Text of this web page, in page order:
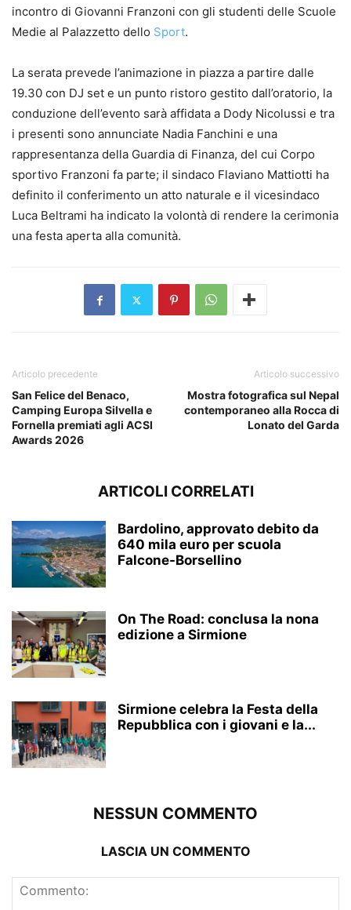
incontro di Giovanni Franzoni con gli studenti delle Scuole
Medie al Palazzetto dello Sport.
La serata prevede l’animazione in piazza a partire dalle
19.30 con DJ set e un punto ristoro gestito dall’oratorio, la
conduzione dell’evento sarà affidata a Dody Nicolussi e tra
i presenti sono annunciate Nadia Fanchini e una
rappresentanza della Guardia di Finanza, del cui Corpo
sportivo Franzoni fa parte; il sindaco Flaviano Mattiotti ha
definito il conferimento un atto naturale e il vicesindaco
Luca Beltrami ha indicato la volontà di rendere la cerimonia
una festa aperta alla comunità.
Articolo precedente
San Felice del Benaco,
Camping Europa Silvella e
Fornella premiati agli ACSI
Awards 2026
Articolo successivo
Mostra fotografica sul Nepal
contemporaneo alla Rocca di
Lonato del Garda
ARTICOLI CORRELATI
Bardolino, approvato debito da
640 mila euro per scuola
Falcone-Borsellino
On The Road: conclusa la nona
edizione a Sirmione
Sirmione celebra la Festa della
Repubblica con i giovani e la...
NESSUN COMMENTO
LASCIA UN COMMENTO